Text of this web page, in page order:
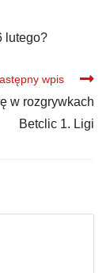
lutego?
wpis
w rozgrywkach
Betclic 1. Ligi